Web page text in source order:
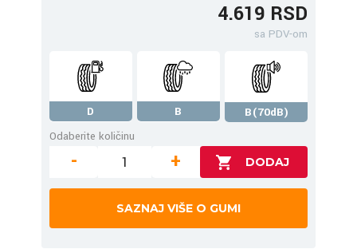
4.619 RSD
sa PDV-om
D B
B(70dB)
Odaberite količinu
- +
SAZNAJ VIŠE O GUMI